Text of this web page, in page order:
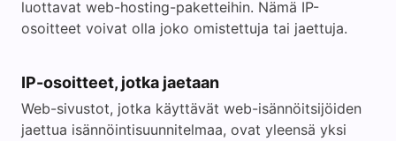
luottavat web-hosting-paketteihin. Nämä IP-
osoitteet voivat olla joko omistettuja tai jaettuja.
IP-osoitteet, jotka jaetaan
Web-sivustot, jotka käyttävät web-isännöitsijöiden
jaettua isännöintisuunnitelmaa, ovat yleensä yksi